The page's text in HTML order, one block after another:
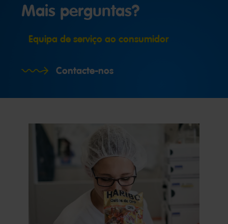
Mais perguntas?
Equipa de serviço ao consumidor
Contacte-nos